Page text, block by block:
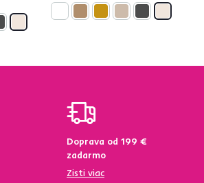
Doprava od 199 €
zadarmo
Zisti viac